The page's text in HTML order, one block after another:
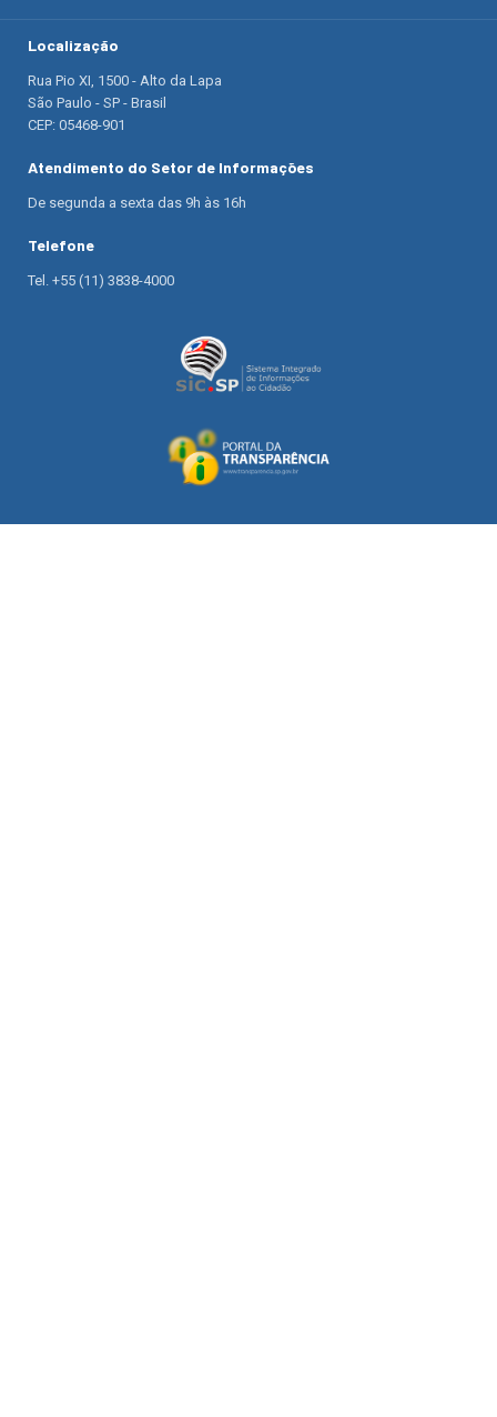
Localização
Rua Pio XI, 1500 - Alto da Lapa
São Paulo - SP - Brasil
CEP: 05468-901
Atendimento do Setor de Informações
De segunda a sexta das 9h às 16h
Telefone
Tel. +55 (11) 3838-4000